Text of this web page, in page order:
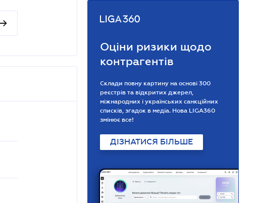
Оціни ризики щодо
контрагентів
Склади повну картину на основі 300
реєстрів та відкритих джерел,
міжнародних і українських санкційних
списків, згадок в медіа. Нова LIGA360
змінює все!
ДІЗНАТИСЯ БІЛЬШЕ